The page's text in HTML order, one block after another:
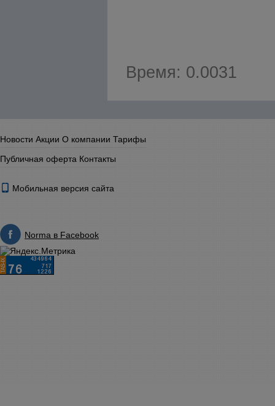
Время: 0.0031
Новости Акции О компании Тарифы
Публичная оферта Контакты
Мобильная версия сайта
Norma в Facebook